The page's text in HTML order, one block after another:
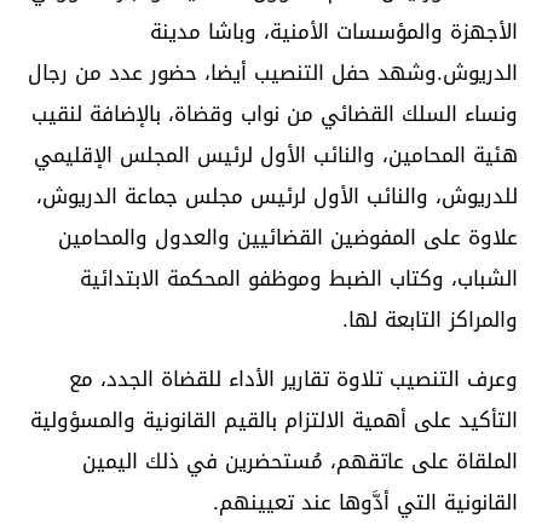
الأجهزة والمؤسسات الأمنية، وباشا مدينة
الدريوش.وشهد حفل التنصيب أيضا، حضور عدد من رجال
ونساء السلك القضائي من نواب وقضاة، بالإضافة لنقيب
هئية المحامين، والنائب الأول لرئيس المجلس الإقليمي
للدريوش، والنائب الأول لرئيس مجلس جماعة الدريوش،
علاوة على المفوضين القضائيين والعدول والمحامين
الشباب، وكتاب الضبط وموظفو المحكمة الابتدائية
والمراكز التابعة لها.
وعرف التنصيب تلاوة تقارير الأداء للقضاة الجدد، مع
التأكيد على أهمية الالتزام بالقيم القانونية والمسؤولية
الملقاة على عاتقهم، مُستحضرين في ذلك اليمين
القانونية التي أدَّوها عند تعيينهم.